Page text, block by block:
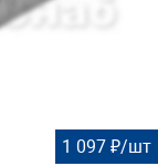
1 097 ₽/шт